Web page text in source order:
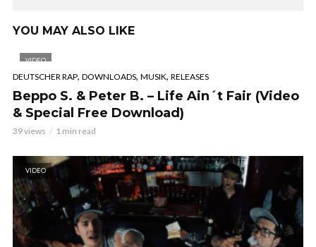
YOU MAY ALSO LIKE
VIDEO
DEUTSCHER RAP, DOWNLOADS, MUSIK, RELEASES
Beppo S. & Peter B. – Life Ain´t Fair (Video
& Special Free Download)
39 views 1 min read
VIDEO